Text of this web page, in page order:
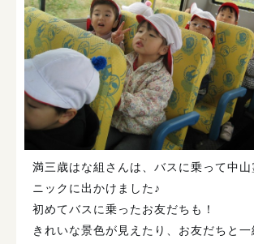
満三歳はな組さんは、バスに乗って中山
ニックに出かけました♪
初めてバスに乗ったお友だちも！
きれいな景色が見えたり、お友だちと